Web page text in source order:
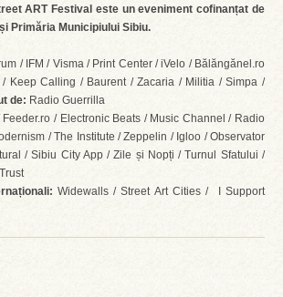
ART Festival este un eveniment cofinanțat de
Primăria Municipiului Sibiu.
/ IFM / Visma / Print Center / iVelo / Bălăngănel.ro
Keep Calling / Baurent / Zacaria / Militia / Simpa /
de: Radio Guerrilla
Feeder.ro / Electronic Beats / Music Channel / Radio
/ The Institute / Zeppelin / Igloo / Observator
/ Sibiu City App / Zile și Nopți / Turnul Sfatului /
Widewalls / Street Art Cities / I Support